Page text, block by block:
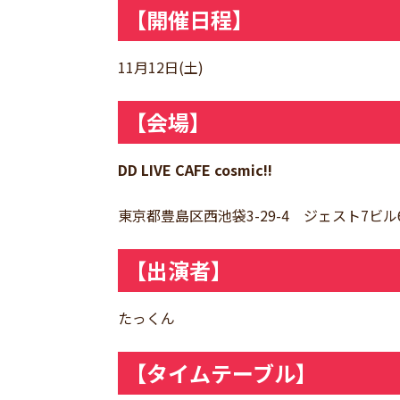
【開催日程】
11月12日(土)
【会場】
DD LIVE CAFE cosmic!!
東京都豊島区西池袋3-29-4 ジェスト7ビ
【出演者】
たっくん
【タイムテーブル】